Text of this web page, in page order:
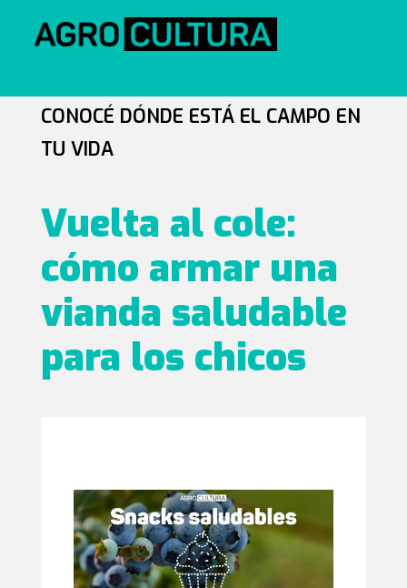
CONOCÉ DÓNDE ESTÁ EL CAMPO EN
TU VIDA
Vuelta al cole:
cómo armar una
vianda saludable
para los chicos